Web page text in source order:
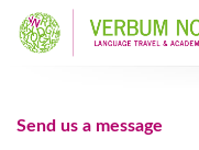
Send us a message